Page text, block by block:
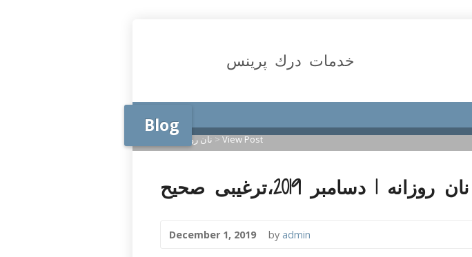
خدمات درك پرينس
Blog
>نان روزانه>View Post
نان روزانه 1 دسامبر 2019،ترغیبی صحیح
December 1, 2019 by admin